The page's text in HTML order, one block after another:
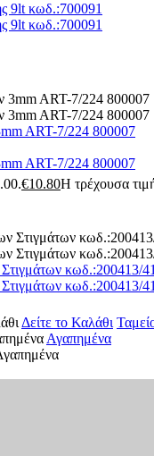
9lt κωδ.:700091
9lt κωδ.:700091
ART-7/224 800007
ART-7/224 800007
€10.80Η τρέχουσα
κωδ.:200413/
κωδ.:200413/
Δείτε το Καλάθι
Αγαπημένα